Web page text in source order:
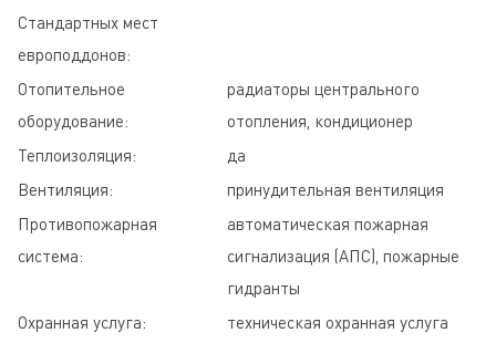
Стандартных мест
европоддонов:
Отопительное
оборудование:
радиаторы центрального
отопления, кондиционер
Теплоизоляция:
да
Вентиляция:
принудительная вентиляция
Противопожарная
система:
автоматическая пожарная
сигнализация (АПС), пожарные
гидранты
Охранная услуга:
техническая охранная услугa